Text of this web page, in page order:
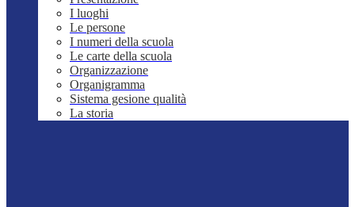
I luoghi
Le persone
I numeri della scuola
Le carte della scuola
Organizzazione
Organigramma
Sistema gesione qualità
La storia